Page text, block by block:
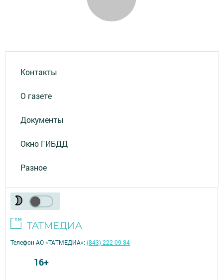
Контакты
О газете
Документы
Окно ГИБДД
Разное
Телефон АО «ТАТМЕДИА»:(843) 222 09 84
16+